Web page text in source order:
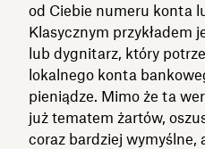
od Ciebie numeru konta
Klasycznym przykładem
lub dygnitarz, który
lokalnego konta
pieniądze. Mimo że ta
już tematem żartów,
coraz bardziej wymyślne,